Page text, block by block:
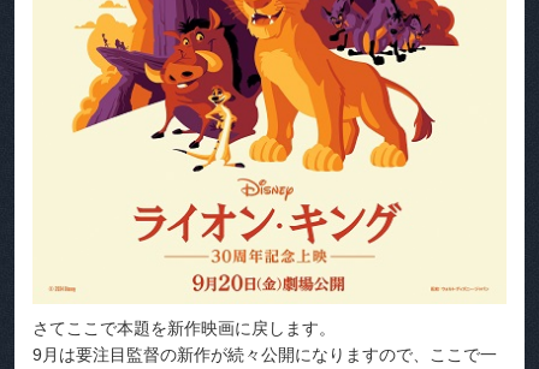
さてここで本題を新作映画に戻します。
9月は要注目監督の新作が続々公開になりますので、ここで一